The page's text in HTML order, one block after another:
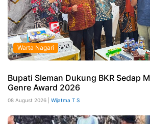
Warta Nagari
Bupati Sleman Dukung BKR Sedap
Genre Award 2026
08 August 2026 | Wijatma T S